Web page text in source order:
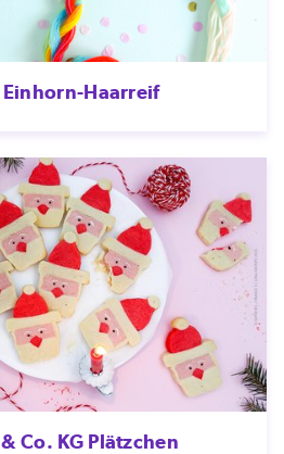
Haarreif
Co. KG Plätzchen